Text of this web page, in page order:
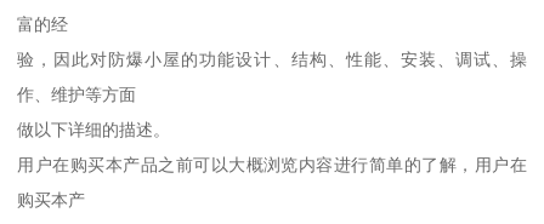
富的经
验，因此对防爆小屋的功能设计、结构、性能、安装、调试、操
作、维护等方面
做以下详细的描述。
用户在购买本产品之前可以大概浏览内容进行简单的了解，用户在
购买本产